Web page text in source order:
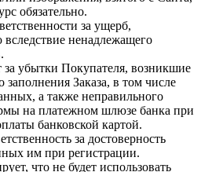
обязательно.
за ущерб,
ненадлежащего
за убытки Покупателя, возникшие
заполнения Заказа, в том числе
а также неправильного
на платежном шлюзе банка при
банковской картой.
за достоверность
им при регистрации.
что не будет использовать